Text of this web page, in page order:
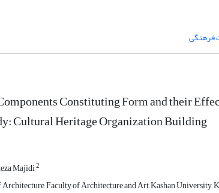
فرهنگی
Constituting Form and their
Cultural Heritage Organization Building
Majidi2
Faculty of Architecture and Art, Kashan University,